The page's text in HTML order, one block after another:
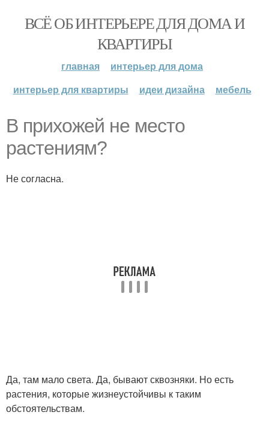
ВСЁ ОБ ИНТЕРЬЕРЕ ДЛЯ ДОМА И
КВАРТИРЫ
главная
интерьер для дома
интерьер для квартиры
идеи дизайна мебель
В прихожей не место
растениям?
Не согласна.
Да, там мало света. Да, бывают сквозняки. Но есть
растения, которые жизнеустойчивы к таким
обстоятельствам.